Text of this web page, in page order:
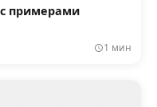
примерами
1 мин